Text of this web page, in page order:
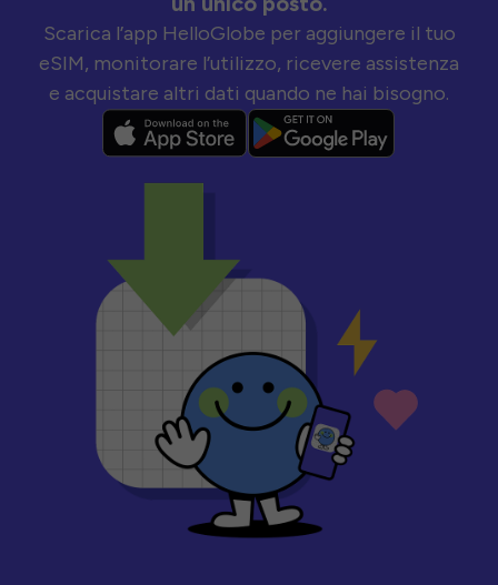
Scarica l’app HelloGlobe per aggiungere il tuo
eSIM, monitorare l’utilizzo, ricevere assistenza
e acquistare altri dati quando ne hai bisogno.